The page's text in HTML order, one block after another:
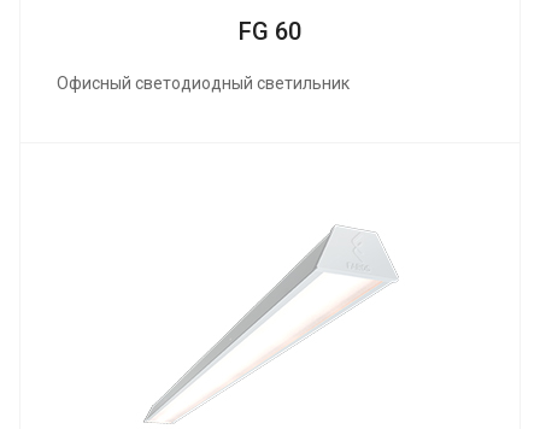
FG 60
Офисный светодиодный светильник